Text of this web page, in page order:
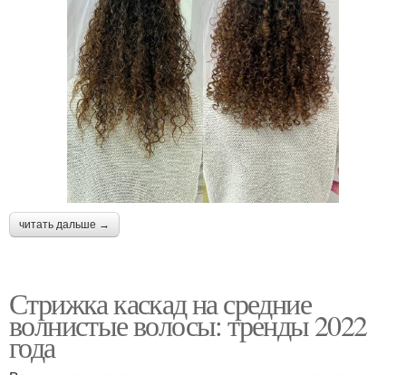
читать дальше →
Стрижка каскад на средние
волнистые волосы: тренды 2022
года